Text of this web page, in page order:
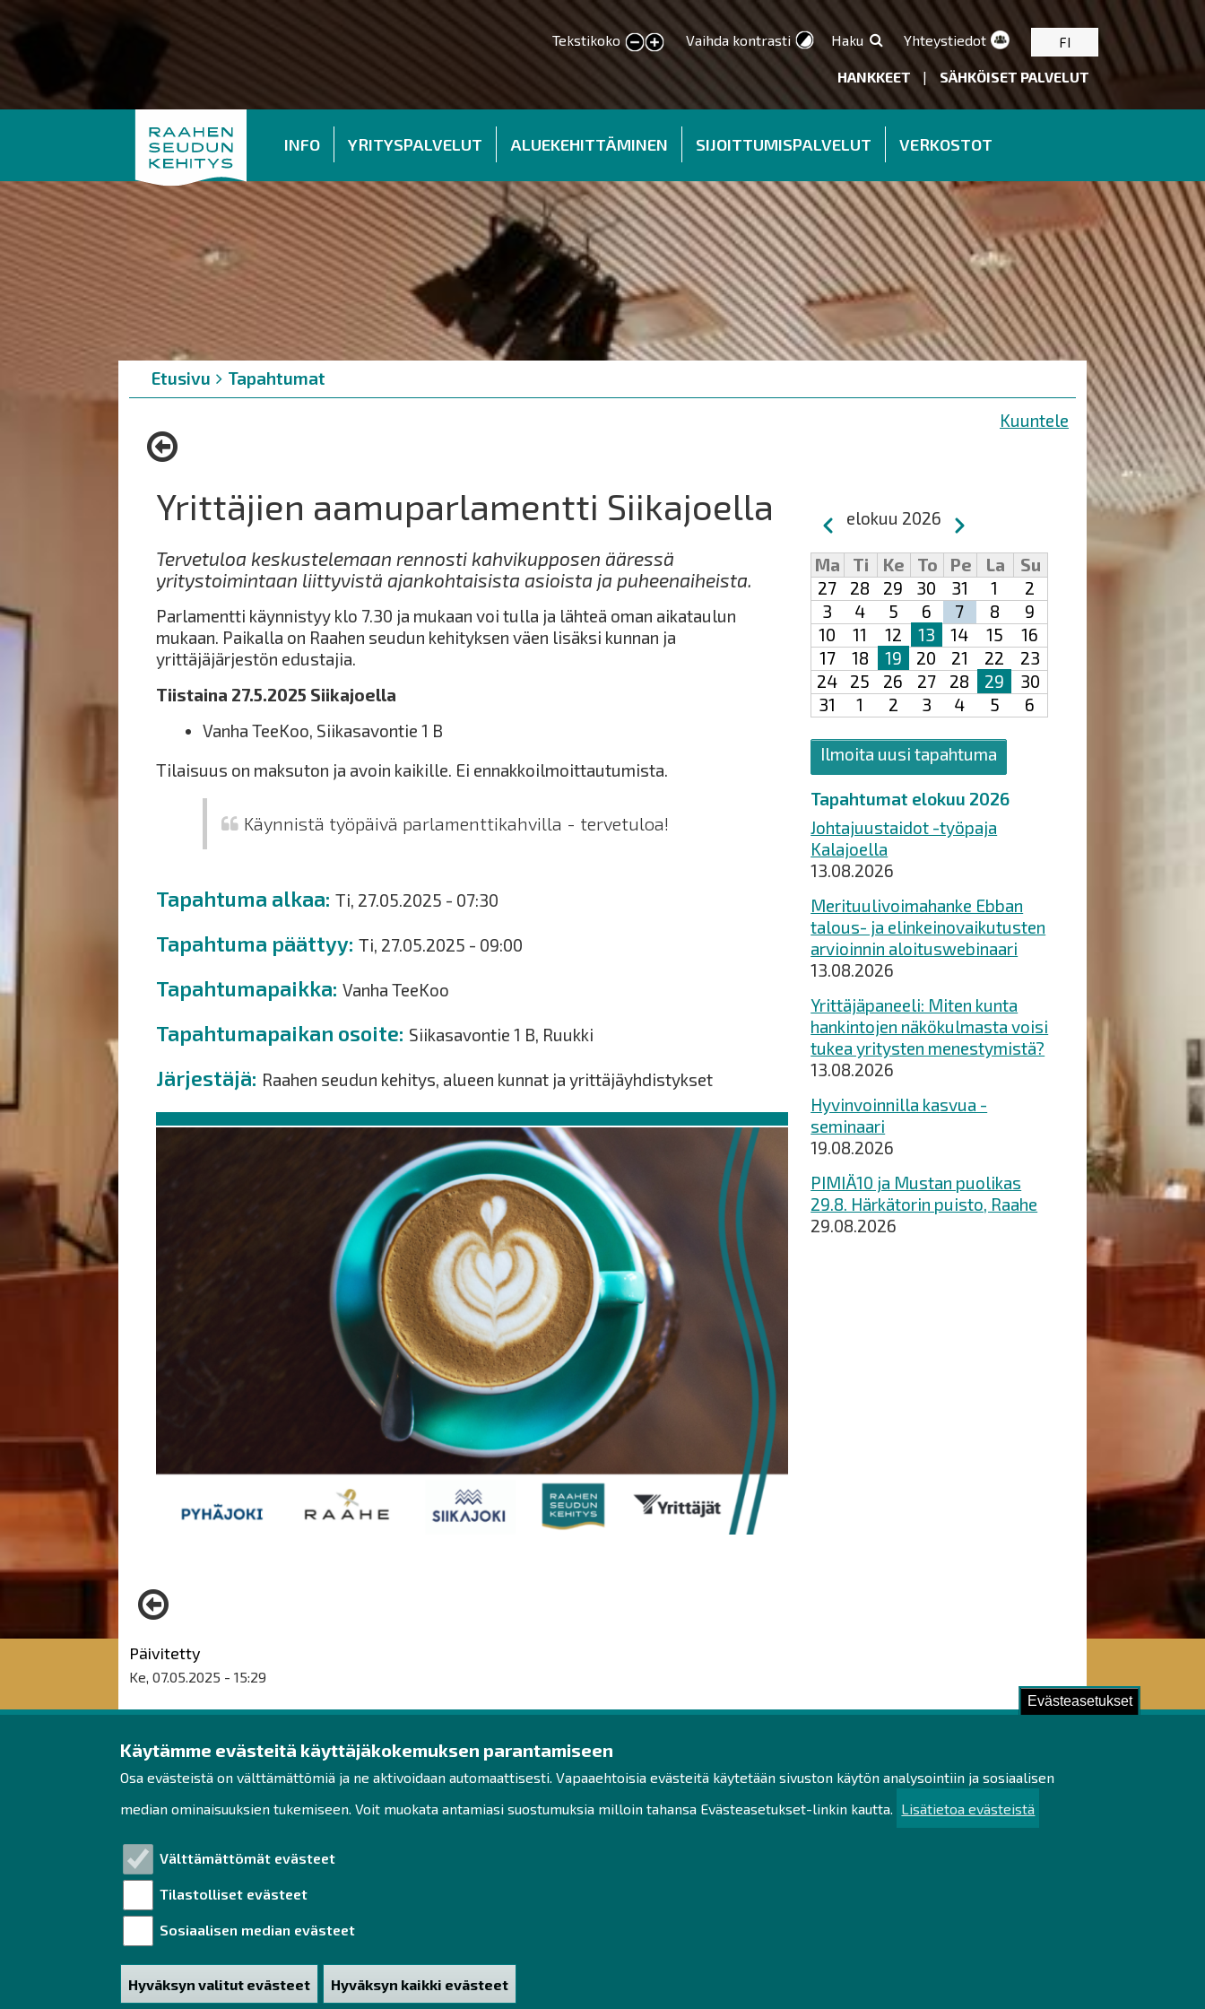
Evästeasetukset
Käytämme evästeitä käyttäjäkokemuksen parantamiseen
Osa evästeistä on välttämättömiä ja ne aktivoidaan automaattisesti. Vapaaehtoisia evästeitä käytetään sivuston käytön analysointiin ja sosiaalisen
median ominaisuuksien tukemiseen. Voit muokata antamiasi suostumuksia milloin tahansa Evästeasetukset-linkin kautta.
Lisätietoa evästeistä
Välttämättömät evästeet
Tilastolliset evästeet
Sosiaalisen median evästeet
Hyväksyn valitut evästeet Hyväksyn kaikki evästeet
Poista hyväksyntä
Tekstikoko
smaller text
larger text Vaihda kontrasti Haku Yhteystiedot FI
HANKKEET | SÄHKÖISET PALVELUT
INFO YRITYSPALVELUT ALUEKEHITTÄMINEN SIJOITTUMISPALVELUT VERKOSTOT
Murupolku
You
are
Etusivu Tapahtumat
Kuuntele
Yrittäjien aamuparlamentti Siikajoella
Tervetuloa keskustelemaan rennosti kahvikupposen ääressä
yritystoimintaan liittyvistä ajankohtaisista asioista ja puheenaiheista.
Parlamentti käynnistyy klo 7.30 ja mukaan voi tulla ja lähteä oman aikataulun
mukaan. Paikalla on Raahen seudun kehityksen väen lisäksi kunnan ja
yrittäjäjärjestön edustajia.
Tiistaina 27.5.2025 Siikajoella
Vanha TeeKoo, Siikasavontie 1 B
Tilaisuus on maksuton ja avoin kaikille. Ei ennakkoilmoittautumista.
Käynnistä työpäivä parlamenttikahvilla - tervetuloa!
Tapahtuma alkaa Ti, 27.05.2025 - 07:30
Tapahtuma päättyy Ti, 27.05.2025 - 09:00
Tapahtumapaikka Vanha TeeKoo
Tapahtumapaikan osoite Siikasavontie 1 B, Ruukki
Järjestäjä Raahen seudun kehitys, alueen kunnat ja yrittäjäyhdistykset
Sivutus
Edellinen
elokuu 2026
Seuraava
Ma
Ti Ke To Pe La
Su
27
28 29 30 31 1
2
3
4 5 6 7 8
9
10
11 12 13 14 15
16
17
18 19 20 21 22
23
24
25 26 27 28 29
30
31
1 2 3 4 5 6
Ilmoita uusi tapahtuma
Tapahtumat elokuu 2026
Johtajuustaidot -työpaja
Kalajoella
13.08.2026
Merituulivoimahanke Ebban
talous- ja elinkeinovaikutusten
arvioinnin aloituswebinaari
13.08.2026
Yrittäjäpaneeli: Miten kunta
hankintojen näkökulmasta voisi
tukea yritysten menestymistä?
13.08.2026
Hyvinvoinnilla kasvua -
seminaari
19.08.2026
PIMIÄ10 ja Mustan puolikas
29.8. Härkätorin puisto, Raahe
29.08.2026
Päivitetty
Ke, 07.05.2025 - 15:29
Raahen seudun kehitys
Rantakatu 5 D 2. kerros
92100 Raahe
Puh. 044 439 3288
Ota yhteyttä!
Toimisto
Tutustu!
Henkilötietojen käsittely
Saavutettavuusseloste